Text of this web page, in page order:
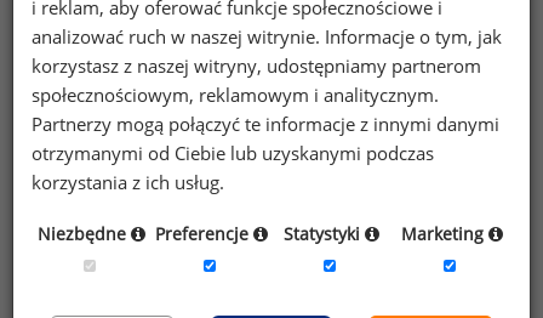
Wyrażam zgodę na przetwarzanie moich
danych osobowych zawartych w
formularzu przez Sedlak&Sedlak sp. z o.o.
sp. k. w celu otrzymywania bezpłatnego
newsletter’a portalu wynagrodzenia.pl.
Wyrażam zgodę na przesyłanie na podany
adres e-mail ofert handlowych oraz
i reklam, aby oferować funkcje społecznościowe i
analizować ruch w naszej witrynie. Informacje o tym, jak
korzystasz z naszej witryny, udostępniamy partnerom
społecznościowym, reklamowym i analitycznym.
Partnerzy mogą połączyć te informacje z innymi danymi
otrzymanymi od Ciebie lub uzyskanymi podczas
korzystania z ich usług.
Niezbędne Preferencje Statystyki Marketing